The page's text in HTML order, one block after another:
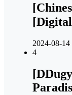
2024-08-
4